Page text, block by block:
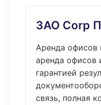
ЗАО Corp
Аренда офисов
аренда офисов
гарантией
связь, полная